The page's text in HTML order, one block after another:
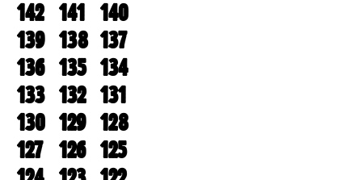
142 141 140
139 138 137
136 135 134
133 132 131
130 129 128
127 126 125